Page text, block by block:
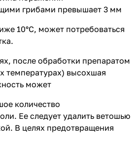
грибами превышает 3 мм
10°С, может потребоваться
после обработки препаратом
температурах) высохшая
может
количество
Ее следует удалить ветошью
В целях предотвращения